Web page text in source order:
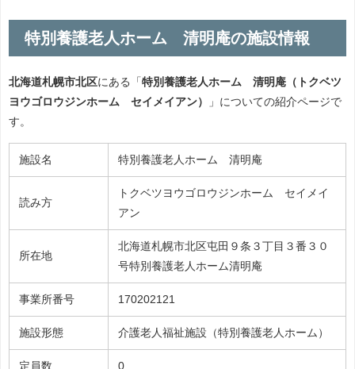
特別養護老人ホーム 清明庵の施設情報
北海道札幌市北区にある「 特別養護老人ホーム 清明庵（トクベツ
ヨウゴロウジンホーム セイメイアン）
」についての紹介ページで
す。
施設名 特別養護老人ホーム 清明庵
読み方
トクベツヨウゴロウジンホーム セイメイ
アン
所在地
北海道札幌市北区屯田９条３丁目３番３０
号特別養護老人ホーム清明庵
事業所番号 170202121
施設形態 介護老人福祉施設（特別養護老人ホーム）
定員数 0